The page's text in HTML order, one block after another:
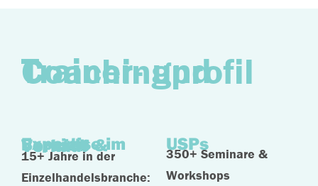
Trainer- und Coachingprofil
Expertise im Bereich Vertrieb & Verkauf
15+ Jahre in der
Einzelhandelsbranche:
USPs
350+ Seminare &
Workshops